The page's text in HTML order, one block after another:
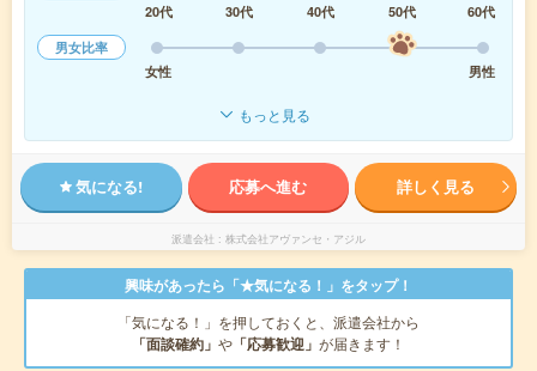
20代
30代 40代 50代
60代
男女比率
女性
男性
もっと見る
気になる! 応募へ進む 詳しく見る
派遣会社 株式会社アヴァンセ・アジル
興味があったら「★気になる！」をタップ！
「気になる！」を押しておくと、派遣会社から
「面談確約」 や 「応募歓迎」 が届きます！